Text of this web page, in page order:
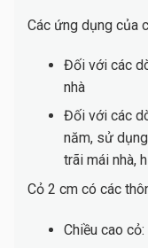
Các ứng dụng của
Đối với các
nhà
Đối với các
năm, sử
trãi mái nhà,
Cỏ 2 cm có các
Chiều cao